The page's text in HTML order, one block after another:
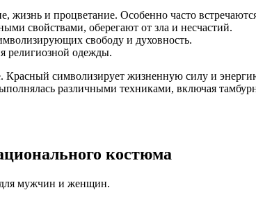
жизнь и процветание. Особенно часто
свойствами, оберегают от зла и несчастий.
свободу и духовность.
религиозной одежды.
Красный символизирует жизненную силу и
различными техниками, включая
костюма
для мужчин и женщин.